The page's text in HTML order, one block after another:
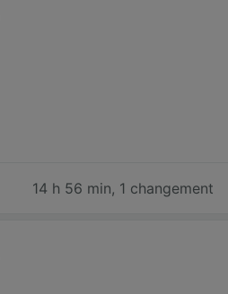
14 h 56 min, 1 changement